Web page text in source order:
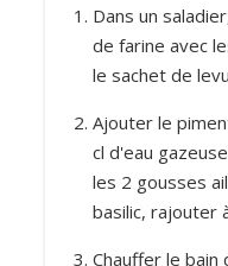
Dans un
de farine avec
le sachet de
Ajouter le
cl d'eau
les 2 gousses
basilic, rajouter
Chauffer le bain